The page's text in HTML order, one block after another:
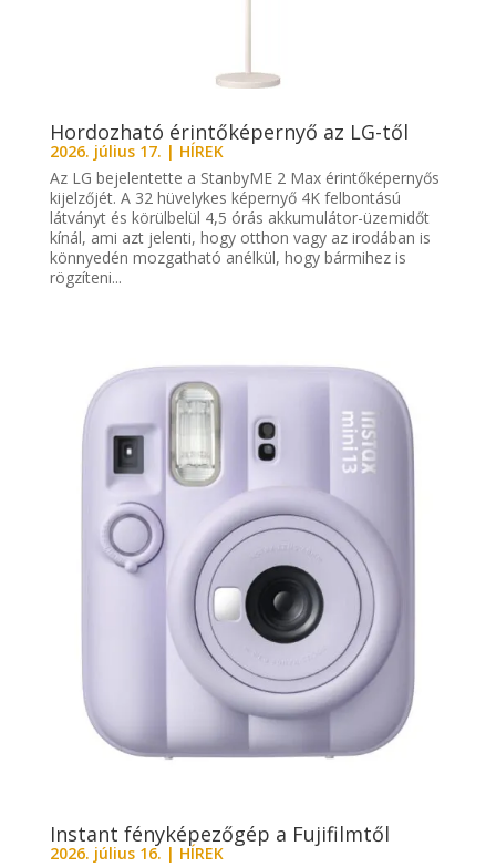
Hordozható érintőképernyő az LG-től
2026. július 17. | HÍREK
Az LG bejelentette a StanbyME 2 Max érintőképernyős
kijelzőjét. A 32 hüvelykes képernyő 4K felbontású
látványt és körülbelül 4,5 órás akkumulátor-üzemidőt
kínál, ami azt jelenti, hogy otthon vagy az irodában is
könnyedén mozgatható anélkül, hogy bármihez is
rögzíteni...
Instant fényképezőgép a Fujifilmtől
2026. július 16. | HÍREK